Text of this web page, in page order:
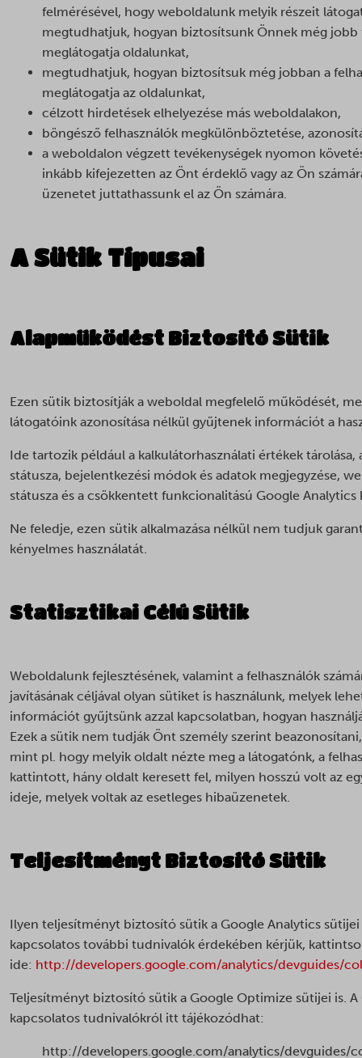
felmérésével, hogy weboldalunk melyik részeit
megtudhatjuk, hogyan biztosítsunk Önnek még
meglátogatja oldalunkat,
megtudhatjuk, hogyan biztosítsuk még jobban a
meglátogatja az oldalunkat,
célzott hirdetések elhelyezése más weboldalakon,
böngésző felhasználók megkülönböztetése,
a weboldalon végzett tevékenységek nyomon
inkább kifejezetten az Önt érdeklő vagy az Ön
üzenetet juttathassunk el az Ön számára.
A Sütik Típusai
Alapműködést Biztosító Sütik
Ezen sütik biztosítják a weboldal megfelelő működését,
látogatóink azonosítása nélkül gyűjtenek információt a
Ide tartozik például a kalkulátorhasználati értékek tárolása,
státusza, bejelentkezési módok és adatok megjegyzése,
státusza és a csökkentett funkcionalitású Google Analytics
Ne feledje, ezen sütik alkalmazása nélkül nem tudjuk
kényelmes használatát.
Statisztikai Célú Sütik
Weboldalunk fejlesztésének, valamint a felhasználók
javításának céljával olyan sütiket is használunk, melyek
információt gyűjtsünk azzal kapcsolatban, hogyan
Ezek a sütik nem tudják Önt személy szerint
mint pl. hogy melyik oldalt nézte meg a látogatónk, a
kattintott, hány oldalt keresett fel, milyen hosszú volt az
ideje, melyek voltak az esetleges hibaüzenetek.
Teljesítményt Biztosító Sütik
Ilyen teljesítményt biztosító sütik a Google Analytics
kapcsolatos további tudnivalók érdekében kérjük,
ide: http://developers.google.com/analytics/devguides/
Teljesítményt biztosító sütik a Google Optimize sütijei is.
kapcsolatos tudnivalókról itt tájékozódhat:
http://developers.google.com/analytics/devguides/